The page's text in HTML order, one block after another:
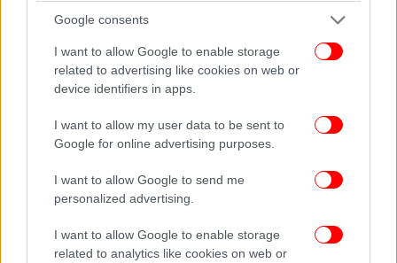
Google consents
I want to allow Google to enable storage
related to advertising like cookies on web or
device identifiers in apps.
I want to allow my user data to be sent to
Google for online advertising purposes.
I want to allow Google to send me
personalized advertising.
I want to allow Google to enable storage
related to analytics like cookies on web or